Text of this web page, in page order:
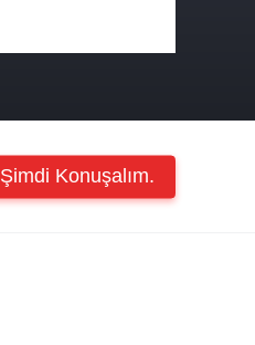
Şimdi Konuşalım.